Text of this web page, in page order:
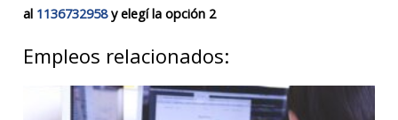
al 1136732958y elegí la opción 2
Empleos relacionados: